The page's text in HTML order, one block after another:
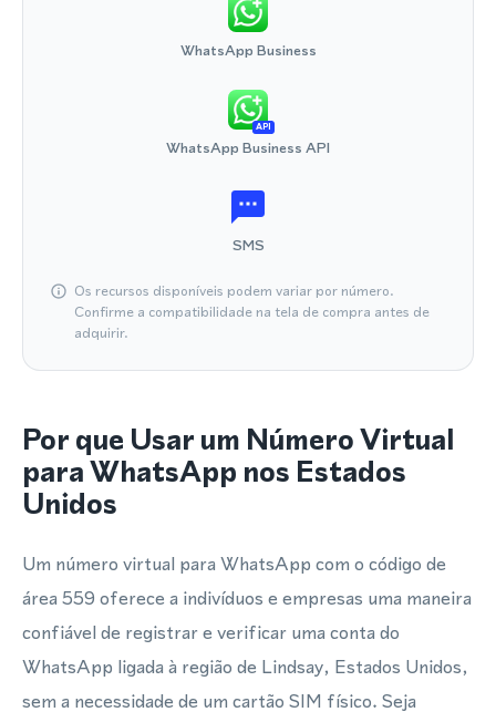
WhatsApp Business
API
WhatsApp Business API
SMS
Os recursos disponíveis podem variar por número.
Confirme a compatibilidade na tela de compra antes de
adquirir.
Por que Usar um Número Virtual
para WhatsApp nos Estados
Unidos
Um número virtual para WhatsApp com o código de
área 559 oferece a indivíduos e empresas uma maneira
confiável de registrar e verificar uma conta do
WhatsApp ligada à região de Lindsay, Estados Unidos,
sem a necessidade de um cartão SIM físico. Seja